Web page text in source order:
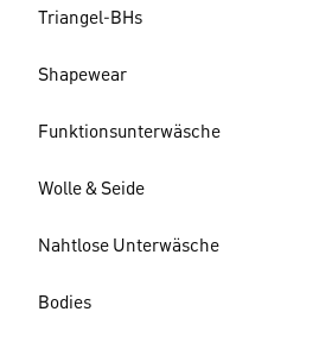
Triangel-BHs
Shapewear
Funktionsunterwäsche
Wolle & Seide
Nahtlose Unterwäsche
Bodies